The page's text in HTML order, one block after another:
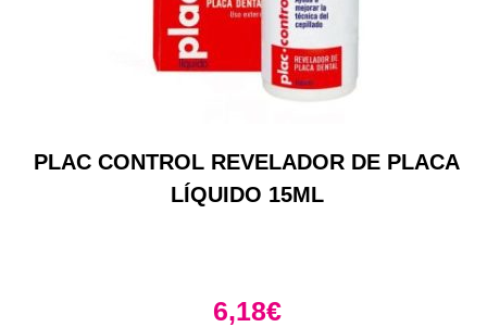
PLAC CONTROL REVELADOR DE PLACA
LÍQUIDO 15ML
6,18€